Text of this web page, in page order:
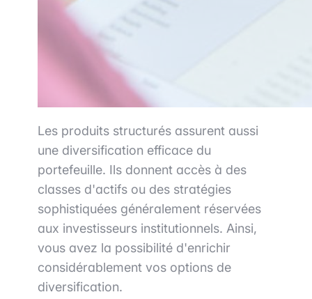
Les produits structurés assurent aussi
une diversification efficace du
portefeuille. Ils donnent accès à des
classes d'actifs ou des stratégies
sophistiquées généralement réservées
aux investisseurs institutionnels. Ainsi,
vous avez la possibilité d'enrichir
considérablement vos options de
diversification.